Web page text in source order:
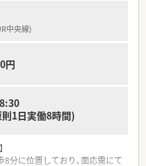
す。
フバランスが整っています
割引制度など嬉しいメリットも
中央線)
円
1日実働8時間)
分に位置しており、面応需にて